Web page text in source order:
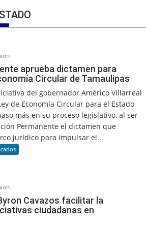
aprueba dictamen para
Circular de Tamaulipas
del gobernador Américo Villarreal
de Economía Circular para el Estado
más en su proceso legislativo, al ser
Permanente el dictamen que
jurídico para impulsar el...
Cavazos facilitar la
ciudadanas en